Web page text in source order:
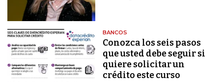
BANCOS
Conozca los seis pasos
que usted debe seguir si
quiere solicitar un
crédito este curso